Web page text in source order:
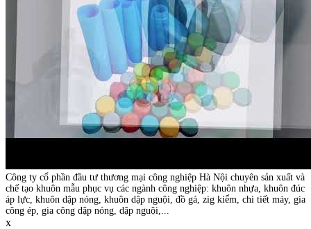
Công ty cổ phần đầu tư thương mại công nghiệp Hà Nội chuyên sản xuất và
chế tạo khuôn mẫu phục vụ các ngành công nghiệp: khuôn nhựa, khuôn đúc
áp lực, khuôn dập nóng, khuôn dập nguội, đồ gá, zig kiểm, chi tiết máy, gia
công ép, gia công dập nóng, dập nguội,...
x